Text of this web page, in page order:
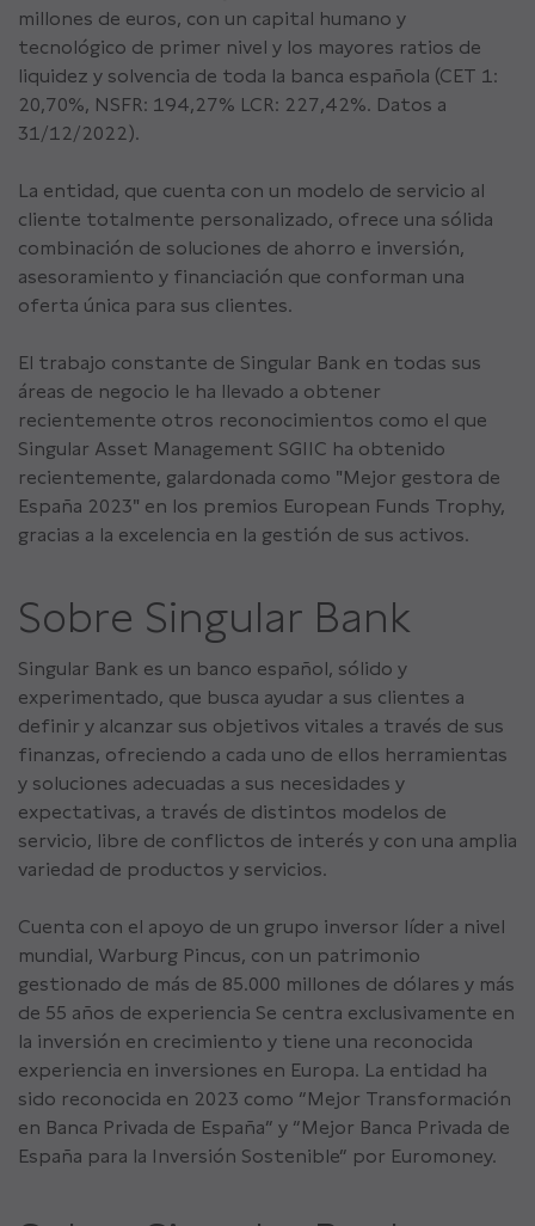
millones de euros, con un capital humano y
tecnológico de primer nivel y los mayores ratios de
liquidez y solvencia de toda la banca española (CET 1:
20,70%, NSFR: 194,27% LCR: 227,42%. Datos a
31/12/2022).
La entidad, que cuenta con un modelo de servicio al
cliente totalmente personalizado, ofrece una sólida
combinación de soluciones de ahorro e inversión,
asesoramiento y financiación que conforman una
oferta única para sus clientes.
El trabajo constante de Singular Bank en todas sus
áreas de negocio le ha llevado a obtener
recientemente otros reconocimientos como el que
Singular Asset Management SGIIC ha obtenido
recientemente, galardonada como "Mejor gestora de
España 2023" en los premios European Funds Trophy,
gracias a la excelencia en la gestión de sus activos.
Sobre Singular Bank
Singular Bank es un banco español, sólido y
experimentado, que busca ayudar a sus clientes a
definir y alcanzar sus objetivos vitales a través de sus
finanzas, ofreciendo a cada uno de ellos herramientas
y soluciones adecuadas a sus necesidades y
expectativas, a través de distintos modelos de
servicio, libre de conflictos de interés y con una amplia
variedad de productos y servicios.
Cuenta con el apoyo de un grupo inversor líder a nivel
mundial, Warburg Pincus, con un patrimonio
gestionado de más de 85.000 millones de dólares y más
de 55 años de experiencia Se centra exclusivamente en
la inversión en crecimiento y tiene una reconocida
experiencia en inversiones en Europa. La entidad ha
sido reconocida en 2023 como “Mejor Transformación
en Banca Privada de España” y “Mejor Banca Privada de
España para la Inversión Sostenible” por Euromoney.